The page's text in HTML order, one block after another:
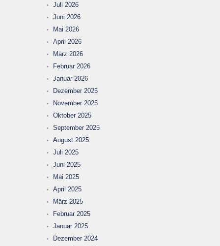
Juli 2026
Juni 2026
Mai 2026
April 2026
März 2026
Februar 2026
Januar 2026
Dezember 2025
November 2025
Oktober 2025
September 2025
August 2025
Juli 2025
Juni 2025
Mai 2025
April 2025
März 2025
Februar 2025
Januar 2025
Dezember 2024